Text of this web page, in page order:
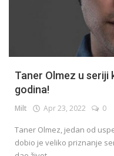
Taner Olmez u seriji
godina!
Milt Apr 23, 2022 0
Taner Olmez, jedan od
dobio je veliko priznanje